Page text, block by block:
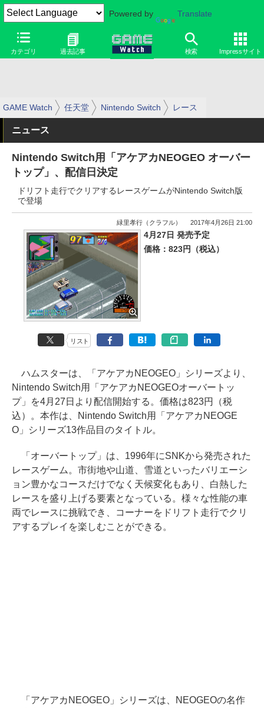
Powered by Translate
カテゴリ 過去記事 検索 Impressサイト
GAME Watch 任天堂 Nintendo Switch レース
ニュース
Nintendo Switch用「アケアカNEOGEO オーバー
トップ」、配信日決定
ドリフト走行でクリアするレースゲームがNintendo Switch版
で登場
緑里孝行（クラフル） 2017年4月26日 21:00
4月27日 発売予定
価格：823円（税込）
リスト
ハムスターは、「アケアカNEOGEO」シリーズより、
Nintendo Switch用「アケアカNEOGEOオーバートッ
プ」を4月27日より配信開始する。価格は823円（税
込）。本作は、Nintendo Switch用「アケアカNEOGE
O」シリーズ13作品目のタイトル。
「オーバートップ」は、1996年にSNKから発売された
レースゲーム。市街地や山道、雪道といったバリエーシ
ョン豊かなコースだけでなく天候変化もあり、白熱した
レースを盛り上げる要素となっている。様々な性能の車
両でレースに挑戦でき、コーナーをドリフト走行でクリ
アするプレイを楽しむことができる。
「アケアカNEOGEO」シリーズは、NEOGEOの名作